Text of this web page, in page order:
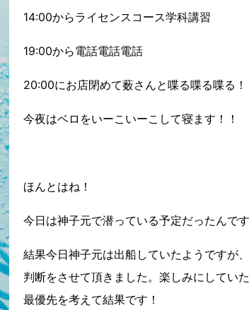
14:00からライセンスコース学科講習
19:00から電話電話電話
20:00にお店閉めて薮さんと喋る喋る喋る！
今夜はベロをいーこいーこして寝ます！！
ほんとはね！
今日は神子元で潜っている予定だったんで
結果今日神子元は出船していたようですが
判断をさせて頂きました。楽しみにしてい
最優先を考えて結果です！